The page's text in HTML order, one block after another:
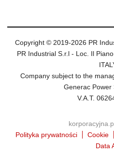
Copyright © 2019-2026 PR
PR Industrial S.r.l - Loc. Il
Company subject to the
Generac Power
V.A.T.
Polityka prywatności
Cookie
Data